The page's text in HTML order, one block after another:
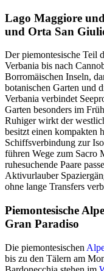
Lago Maggiore
und Orta San
Der piemontesische Teil
Verbania bis nach
Borromäischen Inseln,
botanischen Garten und
Verbania verbindet
Garten besonders im
Ruhiger wirkt der
besitzt einen kompakten
Schiffsverbindung zur
führen Wege zum Sacro
ruhesuchende Paare
Aktivurlauber
ohne lange Transfers
Piemontesische
Gran Paradiso
Die piemontesischen
bis zu den Tälern am